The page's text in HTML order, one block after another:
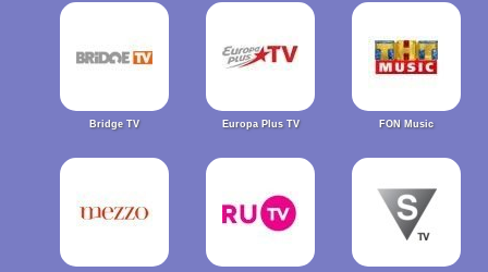
Bridge TV Europa Plus TV FON Music